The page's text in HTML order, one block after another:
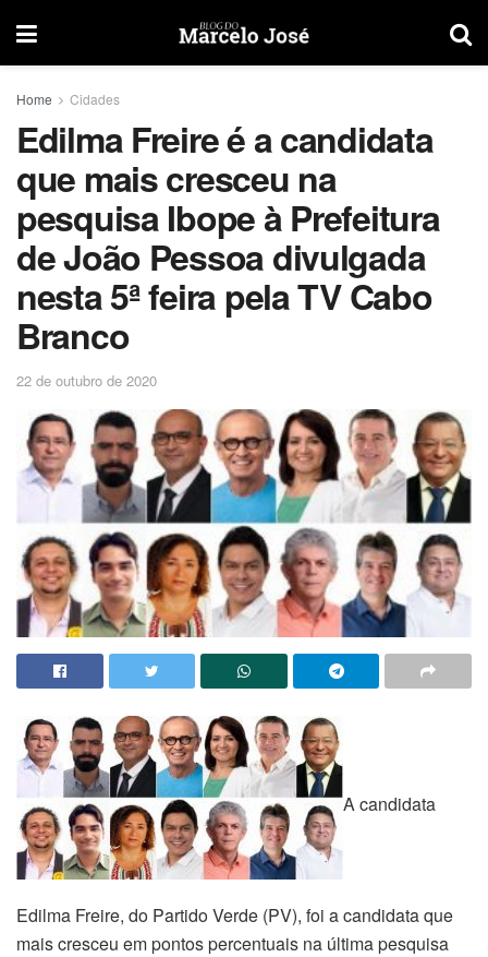
Home Cidades
Edilma Freire é a candidata
que mais cresceu na
pesquisa Ibope à Prefeitura
de João Pessoa divulgada
nesta 5ª feira pela TV Cabo
Branco
22 de outubro de 2020
A candidata
Edilma Freire, do Partido Verde (PV), foi a candidata que
mais cresceu em pontos percentuais na última pesquisa